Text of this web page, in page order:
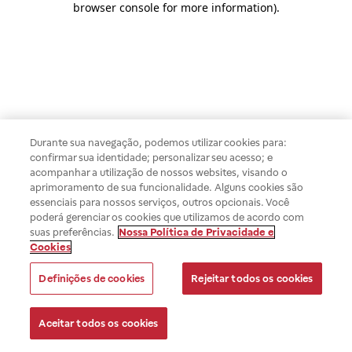
browser console for more information).
Durante sua navegação, podemos utilizar cookies para:
confirmar sua identidade; personalizar seu acesso; e
acompanhar a utilização de nossos websites, visando o
aprimoramento de sua funcionalidade. Alguns cookies são
essenciais para nossos serviços, outros opcionais. Você
poderá gerenciar os cookies que utilizamos de acordo com
suas preferências. Nossa Política de Privacidade e
Cookies
Definições de cookies Rejeitar todos os cookies
Aceitar todos os cookies